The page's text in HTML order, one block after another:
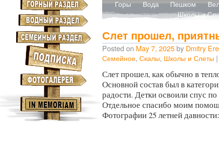
Горы Вода Пешком
Школы и
Слет прошел,
Posted on May 7, 2025by Dmitry
Семейное, Скалы, Школы и Слеты |
Слет прошел, как обычно в
Основной состав был в
радости. Детки освоили спус
Отдельное спасибо моим
Фотографии 25 летней давности: